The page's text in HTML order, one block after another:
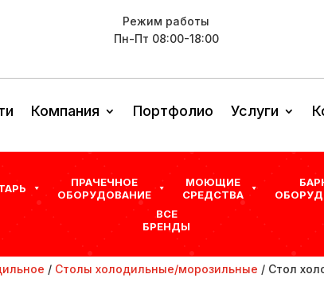
Режим работы
Пн-Пт 08:00-18:00
Компания Портфолио Услуги
ПРАЧЕЧНОЕ
ОБОРУДОВАНИЕ
МОЮЩИЕ
СРЕДСТВА
ВСЕ
БРЕНДЫ
/ Столы холодильные/морозильные / Стол